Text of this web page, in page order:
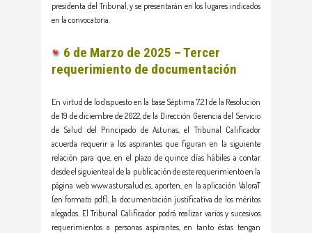
presidenta del Tribunal, y se presentarán en los lugares indicados
en la convocatoria.
6 de Marzo de 2025 – Tercer
requerimiento de documentación
En virtud de lo dispuesto en la base Séptima 7.2.1 de la Resolución
de 19 de diciembre de 2022, de la Dirección Gerencia del Servicio
de Salud del Principado de Asturias, el Tribunal Calificador
acuerda requerir a los aspirantes que figuran en la siguiente
relación para que, en el plazo de quince días hábiles a contar
desde el siguiente al de la publicación de este requerimiento en la
página web www.astursalud.es, aporten, en la aplicación ValoraT
(en formato pdf), la documentación justificativa de los méritos
alegados. El Tribunal Calificador podrá realizar varios y sucesivos
requerimientos a personas aspirantes, en tanto éstas tengan